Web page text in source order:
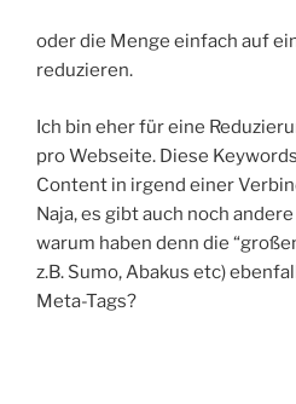
oder die Menge einfach auf
reduzieren.
Ich bin eher für eine
pro Webseite. Diese
Content in irgend einer
Naja, es gibt auch noch
warum haben denn die
z.B. Sumo, Abakus etc)
Meta-Tags?